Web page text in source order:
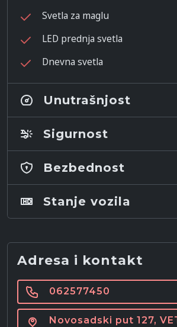
Svetla za maglu
LED prednja svetla
Dnevna svetla
Unutrašnjost
Sigurnost
Bezbednost
Stanje vozila
Adresa i kontakt
062577450
Novosadski put 127,